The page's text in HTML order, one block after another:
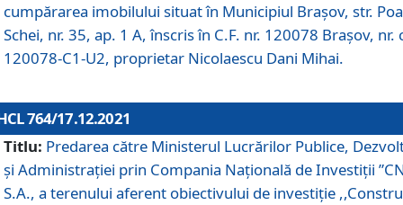
cumpărarea imobilului situat în Municipiul Braşov, str.
Schei, nr. 35, ap. 1 A, înscris în C.F. nr. 120078 Brașov, nr.
120078-C1-U2, proprietar Nicolaescu Dani Mihai.
764/17.12.2021
Titlu: Predarea către Ministerul Lucrărilor Publice,
și Administrației prin Compania Naţională de Investiţii
S.A., a terenului aferent obiectivului de investiţie